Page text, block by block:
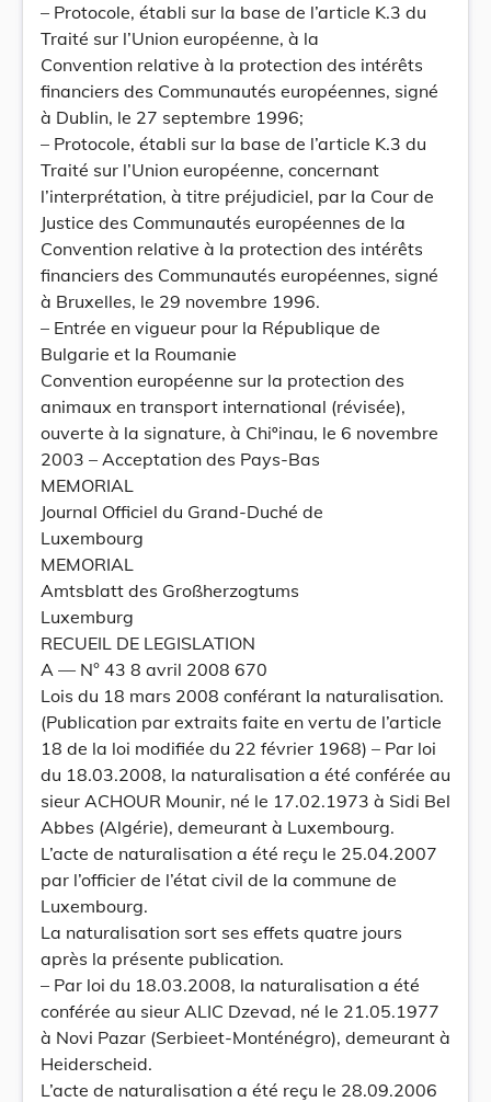
– Protocole, établi sur la base de l’article K.3 du
Traité sur l’Union européenne, à la
Convention relative à la protection des intérêts
financiers des Communautés européennes, signé
à Dublin, le 27 septembre 1996;
– Protocole, établi sur la base de l’article K.3 du
Traité sur l’Union européenne, concernant
l’interprétation, à titre préjudiciel, par la Cour de
Justice des Communautés européennes de la
Convention relative à la protection des intérêts
financiers des Communautés européennes, signé
à Bruxelles, le 29 novembre 1996.
– Entrée en vigueur pour la République de
Bulgarie et la Roumanie
Convention européenne sur la protection des
animaux en transport international (révisée),
ouverte à la signature, à Chiºinau, le 6 novembre
2003 – Acceptation des Pays-Bas
MEMORIAL
Journal Officiel du Grand-Duché de
Luxembourg
MEMORIAL
Amtsblatt des Großherzogtums
Luxemburg
RECUEIL DE LEGISLATION
A –– N° 43 8 avril 2008 670
Lois du 18 mars 2008 conférant la naturalisation.
(Publication par extraits faite en vertu de l’article
18 de la loi modifiée du 22 février 1968) – Par loi
du 18.03.2008, la naturalisation a été conférée au
sieur ACHOUR Mounir, né le 17.02.1973 à Sidi Bel
Abbes (Algérie), demeurant à Luxembourg.
L’acte de naturalisation a été reçu le 25.04.2007
par l’officier de l’état civil de la commune de
Luxembourg.
La naturalisation sort ses effets quatre jours
après la présente publication.
– Par loi du 18.03.2008, la naturalisation a été
conférée au sieur ALIC Dzevad, né le 21.05.1977
à Novi Pazar (Serbieet-Monténégro), demeurant à
Heiderscheid.
L’acte de naturalisation a été reçu le 28.09.2006